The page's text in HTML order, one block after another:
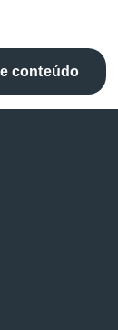
conteúdo